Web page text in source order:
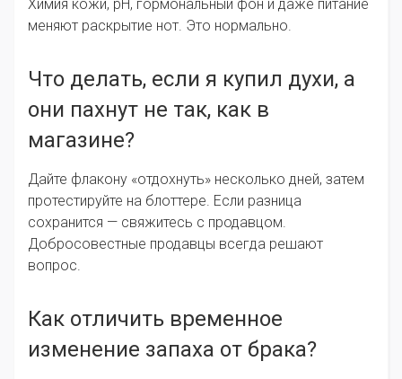
Химия кожи, pH, гормональный фон и даже питание
меняют раскрытие нот. Это нормально.
Что делать, если я купил духи, а
они пахнут не так, как в
магазине?
Дайте флакону «отдохнуть» несколько дней, затем
протестируйте на блоттере. Если разница
сохранится — свяжитесь с продавцом.
Добросовестные продавцы всегда решают
вопрос.
Как отличить временное
изменение запаха от брака?